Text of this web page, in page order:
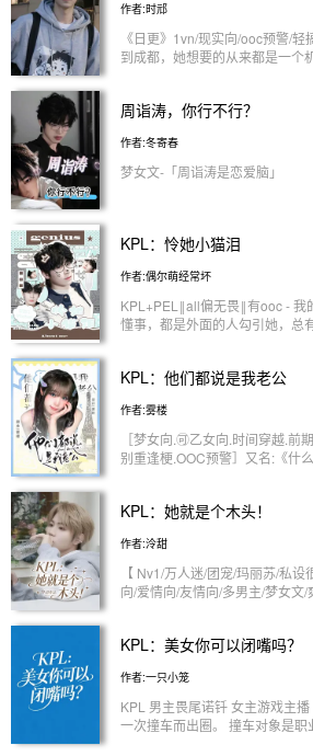
作者:时邧
《日更》1vn/现实向/ooc预警/轻
到成都，她想要的从来都是一个
“不止一个冠军，我们以后还要拿
畏✘许安宁 “无论是过去现在还是
此最强的后盾”
———————————— 钎城✘许
九尾✘许安宁 “我不会说很多漂亮
动告诉你，我有多钟意你” 【还
可能会有ooc的地方，比赛会写
有，感情线不会太快，大多细水
周诣涛，你行不行？
作者:冬寄春
梦女文-「周诣涛是恋爱脑」
KPL：怜她小猫泪
作者:偶尔萌经常坏
KPL+PEL‖all偏无畏‖有ooc - 我
懂事，都是外面的人勾引她，总
看，all向，男全洁，女主是团宠
或者单箭头，今今宝宝是团宠大
加话本杯请大家多多支持呀〗
KPL：他们都说是我老公
作者:雾楼
［梦女向.🉑乙女向.时间穿越.前
别重逢梗.OOC预警］又名:《什
者卡皮巴拉安排到各个时间线去
兑！他们怎么都认识她？不是说
喂！ —— 圈地自萌.每个时间线
故事看. 时间线:2019（已完结）
KPL：她就是个木头！
作者:泠甜
【 Nv1/万人迷/团宠/玛丽苏/私
向/爱情向/友情向/多男主/梦女文/
都会玩，且都有冠军。 女主感情“
清楚，很多会进行私设，宝宝们
KPL：美女你可以闭嘴吗？
作者:一只小笼
KPL 男主畏尾诺钎 女主游戏主
一次撞车而出圈。 撞车对象是职